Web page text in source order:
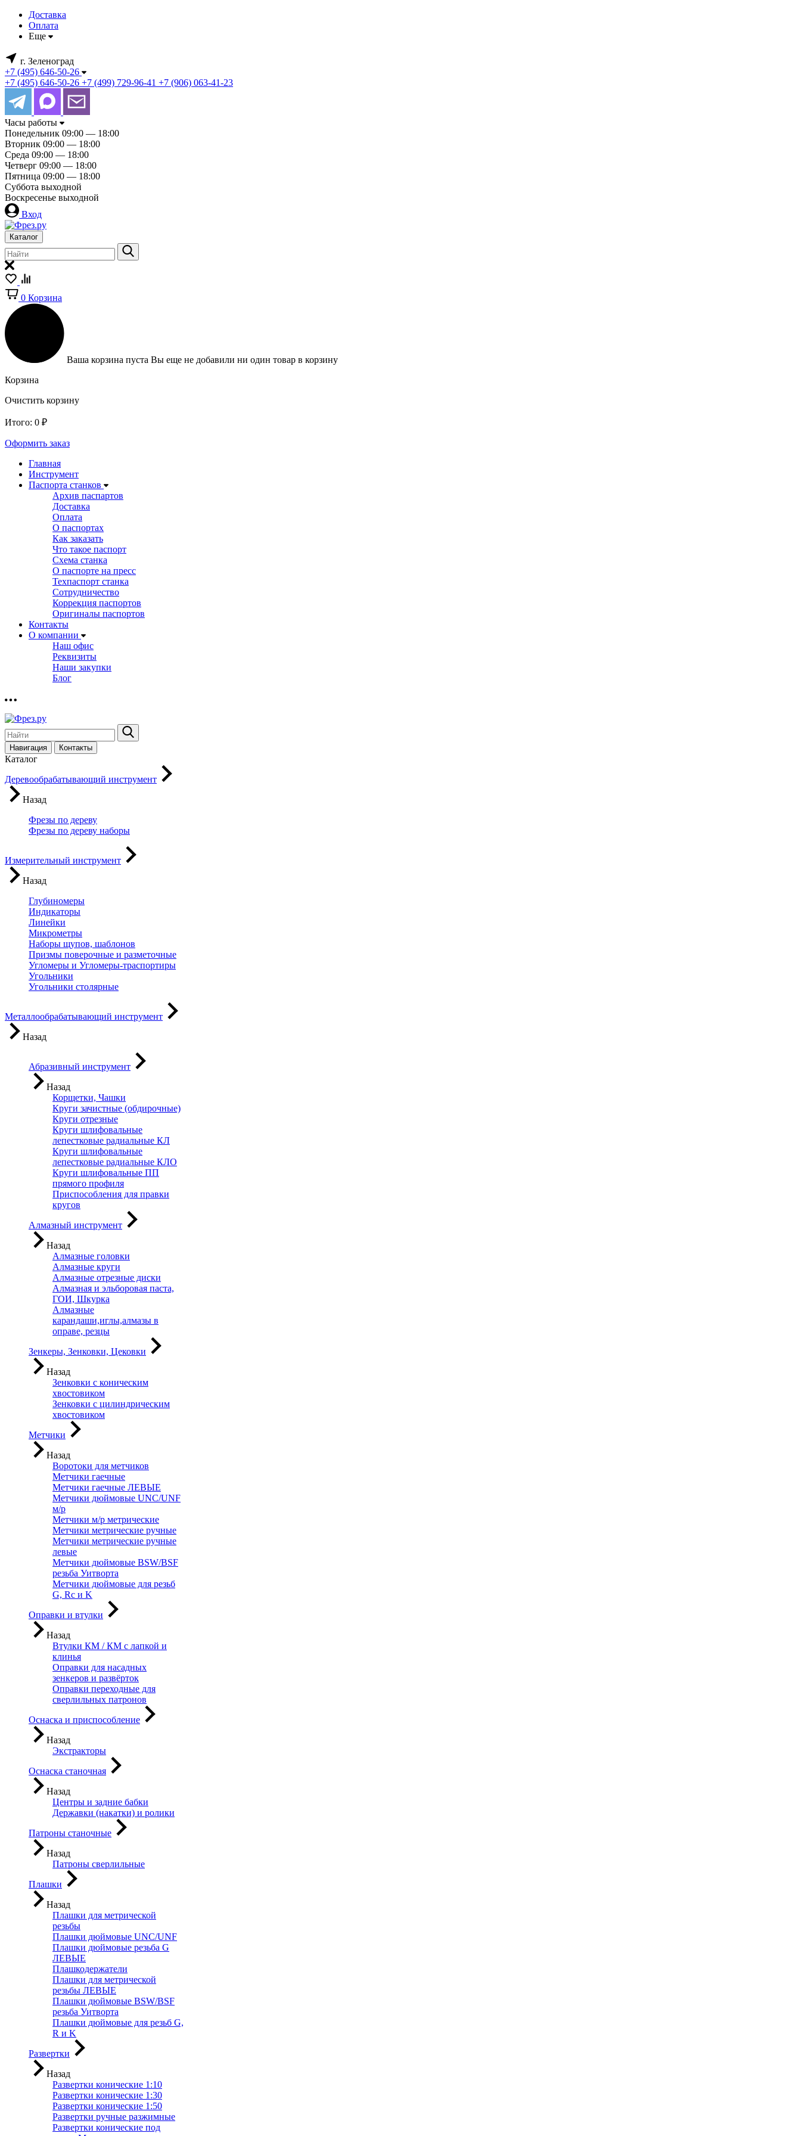
Доставка
Оплата
Еще
г. Зеленоград
+7 (495) 646-50-26
+7 (495) 646-50-26 +7 (499) 729-96-41 +7 (906) 063-41-23
Часы работы
Понедельник 09:00 — 18:00
Вторник 09:00 — 18:00
Среда 09:00 — 18:00
Четверг 09:00 — 18:00
Пятница 09:00 — 18:00
Суббота выходной
Воскресенье выходной
Вход
Каталог
0 Корзина
Ваша корзина пуста Вы еще не добавили ни один товар в корзину
Корзина
Очистить корзину
Итого: 0 ₽
Оформить заказ
Главная
Инструмент
Паспорта станков
Архив паспартов
Доставка
Оплата
О паспортах
Как заказать
Что такое паспорт
Схема станка
О паспорте на пресс
Техпаспорт станка
Сотрудничество
Коррекция паспортов
Оригиналы паспортов
Контакты
О компании
Наш офис
Реквизиты
Наши закупки
Блог
Навигация Контакты
Каталог
Деревообрабатывающий инструмент
Назад
Фрезы по дереву
Фрезы по дереву наборы
Измерительный инструмент
Назад
Глубиномеры
Индикаторы
Линейки
Микрометры
Наборы щупов, шаблонов
Призмы поверочные и разметочные
Угломеры и Угломеры-траспортиры
Угольники
Угольники столярные
Металлообрабатывающий инструмент
Назад
Абразивный инструмент
Назад
Корщетки, Чашки
Круги зачистные (обдирочные)
Круги отрезные
Круги шлифовальные
лепестковые радиальные КЛ
Круги шлифовальные
лепестковые радиальные КЛО
Круги шлифовальные ПП
прямого профиля
Приспособления для правки
кругов
Алмазный инструмент
Назад
Алмазные головки
Алмазные круги
Алмазные отрезные диски
Алмазная и эльборовая паста,
ГОИ, Шкурка
Алмазные
карандаши,иглы,алмазы в
оправе, резцы
Зенкеры, Зенковки, Цековки
Назад
Зенковки с коническим
хвостовиком
Зенковки с цилиндрическим
хвостовиком
Метчики
Назад
Воротоки для метчиков
Метчики гаечные
Метчики гаечные ЛЕВЫЕ
Метчики дюймовые UNC/UNF
м/р
Метчики м/р метрические
Метчики метрические ручные
Метчики метрические ручные
левые
Метчики дюймовые BSW/BSF
резьба Уитворта
Метчики дюймовые для резьб
G, Rc и K
Оправки и втулки
Назад
Втулки КМ / КМ с лапкой и
клинья
Оправки для насадных
зенкеров и развёрток
Оправки переходные для
сверлильных патронов
Оснаска и приспособление
Назад
Экстракторы
Оснаска станочная
Назад
Центры и задние бабки
Державки (накатки) и ролики
Патроны станочные
Назад
Патроны сверлильные
Плашки
Назад
Плашки для метрической
резьбы
Плашки дюймовые UNC/UNF
Плашки дюймовые резьба G
ЛЕВЫЕ
Плашкодержатели
Плашки для метрической
резьбы ЛЕВЫЕ
Плашки дюймовые BSW/BSF
резьба Уитворта
Плашки дюймовые для резьб G,
R и K
Развертки
Назад
Развертки конические 1:10
Развертки конические 1:30
Развертки конические 1:50
Развертки ручные разжимные
Развертки конические под